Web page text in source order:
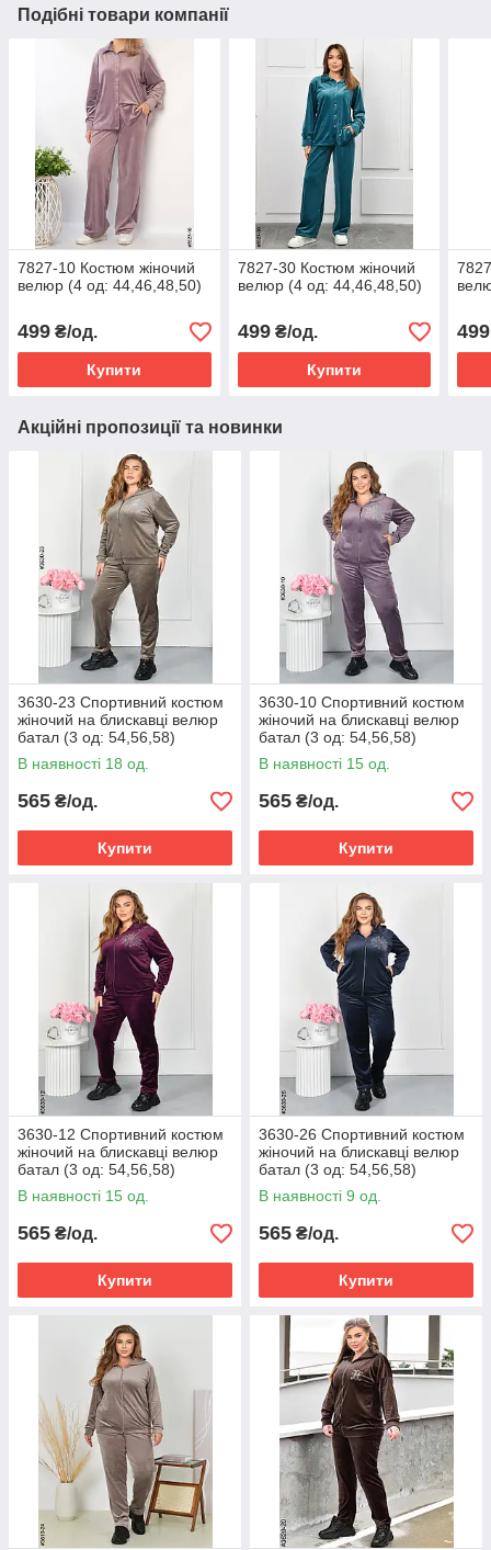
Подібні товари компанії
7827-10 Костюм жіночий
велюр (4 од: 44,46,48,50)
499 ₴/од.
Купити
7827-30 Костюм жіночий
велюр (4 од: 44,46,48,50)
499₴/од.
Купити
499
Акційні пропозиції та новинки
3630-23 Спортивний костюм
жіночий на блискавці велюр
батал (3 од: 54,56,58)
В наявності 18 од.
565 ₴/од.
Купити
3630-10 Спортивний костюм
жіночий на блискавці велюр
батал (3 од: 54,56,58)
В наявності 15 од.
565 ₴/од.
Купити
3630-12 Спортивний костюм
жіночий на блискавці велюр
батал (3 од: 54,56,58)
В наявності 15 од.
565 ₴/од.
Купити
3630-26 Спортивний костюм
жіночий на блискавці велюр
батал (3 од: 54,56,58)
В наявності 9 од.
565 ₴/од.
Купити